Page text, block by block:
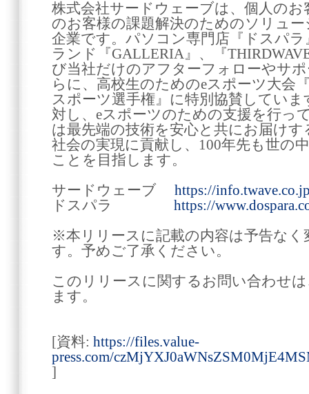
株式会社サードウェーブは、個人の
のお客様の課題解決のためのソリュ
企業です。パソコン専門店『ドスパ
ランド『GALLERIA』、『
び当社だけのアフターフォローやサ
らに、高校生のためのeスポーツ大会
スポーツ選手権』に特別協賛してい
対し、eスポーツのための支援を行っ
は最先端の技術を安心と共にお届け
社会の実現に貢献し、100年先も世の
ことを目指します。
サードウェーブ https://
ドスパラ https://
※本リリースに記載の内容は予告なく
す。予めご了承ください。
このリリースに関するお問い合わせ
ます。
[資料: https://files.value-
press.com/
]